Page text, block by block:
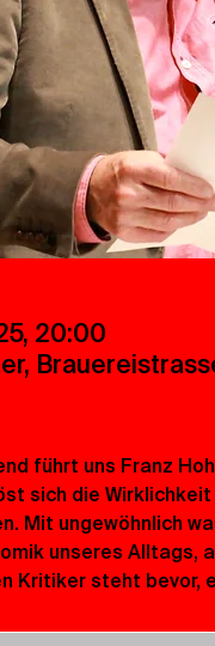
20:00
führt uns Franz
sich die
Mit ungewöhnlich
unseres Alltags,
Kritiker steht bevor,